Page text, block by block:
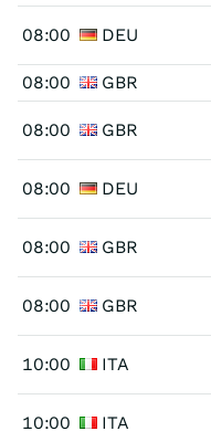
08:00 DEU
08:00 GBR
08:00 GBR
08:00 DEU
08:00 GBR
08:00 GBR
10:00 ITA
10:00 ITA